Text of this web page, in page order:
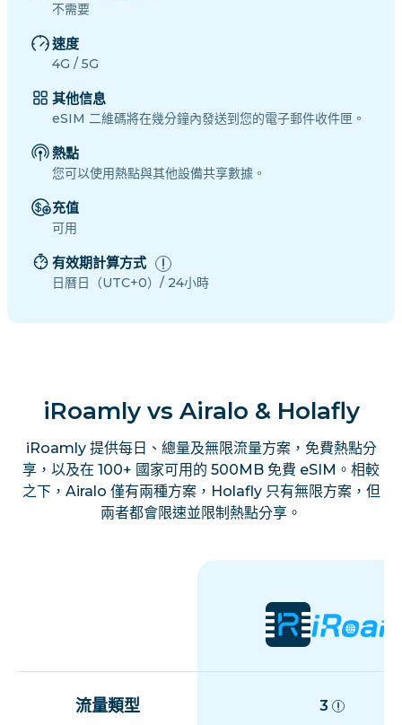
不需要
速度
4G / 5G
其他信息
eSIM 二維碼將在幾分鐘內發送到您的電子郵件收件匣。
熱點
您可以使用熱點與其他設備共享數據。
充值
可用
有效期計算方式
日曆日（UTC+0）/ 24小時
iRoamly vs Airalo & Holafly
iRoamly 提供每日、總量及無限流量方案，免費熱點分
享，以及在 100+ 國家可用的 500MB 免費 eSIM。相較
之下，Airalo 僅有兩種方案，Holafly 只有無限方案，但
兩者都會限速並限制熱點分享。
流量類型 3